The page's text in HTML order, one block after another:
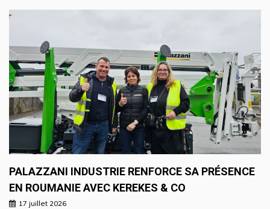
PALAZZANI INDUSTRIE RENFORCE SA PRÉSENCE
EN ROUMANIE AVEC KEREKES & CO
17 juillet 2026